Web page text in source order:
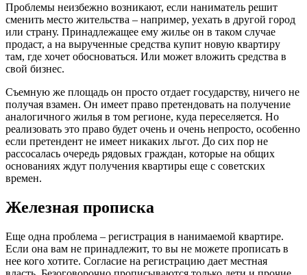
Проблемы неизбежно возникают, если наниматель решит
сменить место жительства – например, уехать в другой город
или страну. Принадлежащее ему жилье он в таком случае
продаст, а на вырученные средства купит новую квартиру
там, где хочет обосноваться. Или может вложить средства в
свой бизнес.
Съемную же площадь он просто отдает государству, ничего не
получая взамен. Он имеет право претендовать на получение
аналогичного жилья в том регионе, куда переселяется. Но
реализовать это право будет очень и очень непросто, особенно
если претендент не имеет никаких льгот. До сих пор не
рассосалась очередь рядовых граждан, которые на общих
основаниях ждут получения квартиры еще с советских
времен.
Железная прописка
Еще одна проблема – регистрация в нанимаемой квартире.
Если она вам не принадлежит, то вы не можете прописать в
нее кого хотите. Согласие на регистрацию дает местная